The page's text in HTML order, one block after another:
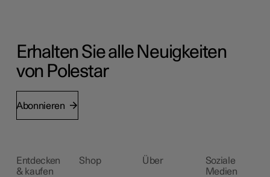
Erhalten Sie alle Neuigkeiten
von Polestar
Abonnieren
Entdecken
& kaufen
Shop Über
Soziale
Medien